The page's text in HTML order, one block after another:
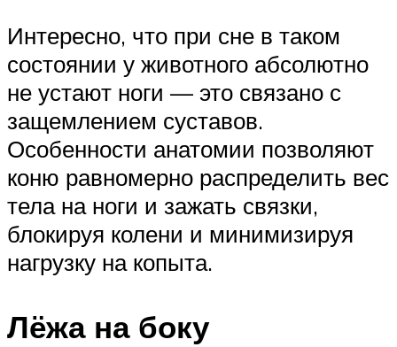
Интересно, что при сне в таком
состоянии у животного абсолютно
не устают ноги — это связано с
защемлением суставов.
Особенности анатомии позволяют
коню равномерно распределить вес
тела на ноги и зажать связки,
блокируя колени и минимизируя
нагрузку на копыта.
Лёжа на боку